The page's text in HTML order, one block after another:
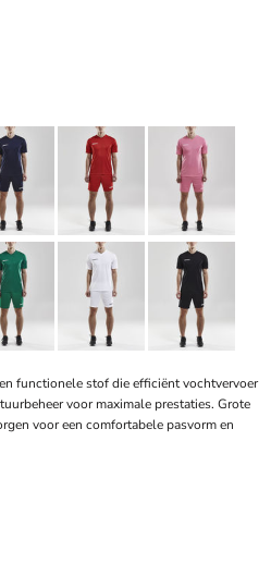
functionele stof die efficiënt vochtvervoer
voor maximale prestaties. Grote
voor een comfortabele pasvorm en